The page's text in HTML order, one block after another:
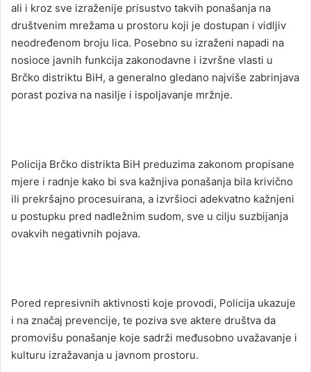
ali i kroz sve izraženije prisustvo takvih ponašanja na
društvenim mrežama u prostoru koji je dostupan i vidljiv
neodređenom broju lica. Posebno su izraženi napadi na
nosioce javnih funkcija zakonodavne i izvršne vlasti u
Brčko distriktu BiH, a generalno gledano najviše zabrinjava
porast poziva na nasilje i ispoljavanje mržnje.
Policija Brčko distrikta BiH preduzima zakonom propisane
mjere i radnje kako bi sva kažnjiva ponašanja bila krivično
ili prekršajno procesuirana, a izvršioci adekvatno kažnjeni
u postupku pred nadležnim sudom, sve u cilju suzbijanja
ovakvih negativnih pojava.
Pored represivnih aktivnosti koje provodi, Policija ukazuje
i na značaj prevencije, te poziva sve aktere društva da
promovišu ponašanje koje sadrži međusobno uvažavanje i
kulturu izražavanja u javnom prostoru.